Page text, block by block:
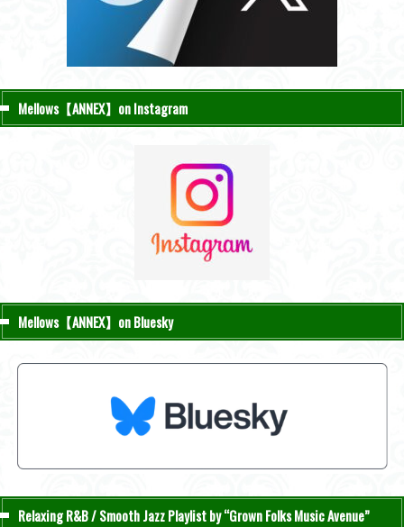
Mellows【ANNEX】on Instagram
Mellows【ANNEX】on Bluesky
Relaxing R&B / Smooth Jazz Playlist by “Grown Folks Music Avenue”